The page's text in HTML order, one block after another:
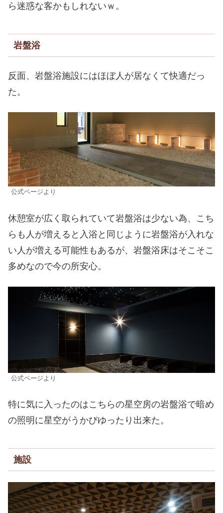
ら迷惑な客かもしれないｗ。
岩盤浴
反面、岩盤浴施設にはほぼ人が居なくて快適だっ
た。
公式ページより
休憩室が広く取られていて岩盤浴は少ない為、こち
らも人が増えると入浴と同じように岩盤浴が入れな
い人が増える可能性もあるが、岩盤浴床はそこそこ
多めなので今の所安心。
公式ページより
特に気に入ったのはこちらの星空房の岩盤浴で暗め
の照明に星空がうかびゆったり出来た。
施設